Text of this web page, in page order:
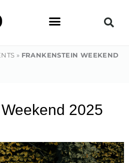
» FRANKENSTEIN WEEKEND
2025